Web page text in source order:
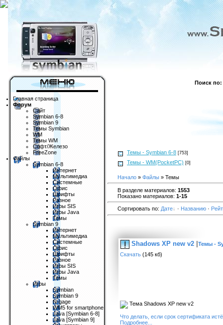
Главная страница
Форум
Сайт
Symbian 6-8
Symbian 9
Темы Symbian
WM
Темы WM
Софт/Железо
FreeZone
Файлы
Symbian 6-8
Интернет
Мультимедиа
Системные
Офис
Шрифты
Разное
Игры SIS
Игры Java
Темы
Symbian 9
Интернет
Мультимедиа
Системные
Офис
Шрифты
Разное
Игры SIS
Игры Java
Темы
Игры
Symbian
Symbian 9
N-gage
WM5 for smartphone
Java [Symbian 6-8]
Java [Symbian 9]
Поиск по:
Темы - Symbian 6-8 [753]
Темы - WM(PocketPC) [0]
Начало » Файлы » Темы
В разделе материалов: 1553
Показано материалов: 1-15
Сортировать по: Дате · Названию ·
Shadows XP new v2 |Темы -
Скачать (145 кб)
Тема Shadows XP new v2
Что делать, если срок сертификата
Подробнее...